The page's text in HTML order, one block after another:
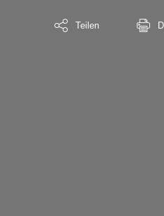
Teilen